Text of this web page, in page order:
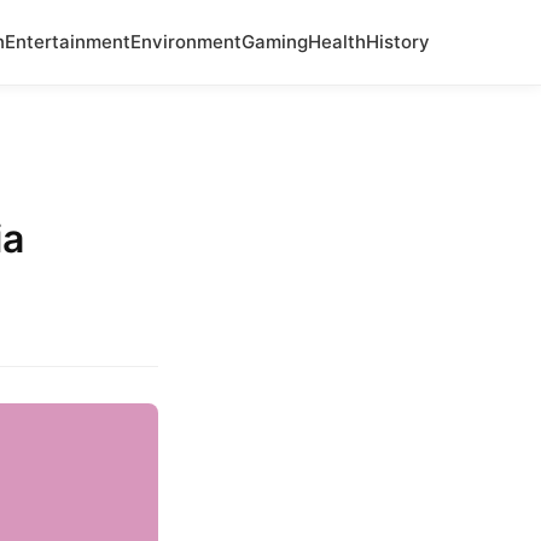
EntertainmentEnvironmentGamingHealthHistory